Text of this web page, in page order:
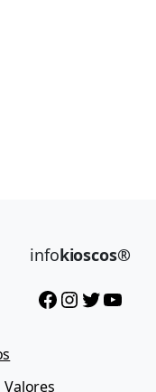
infokioscos®
Facebook InstagramTwitter YouTube